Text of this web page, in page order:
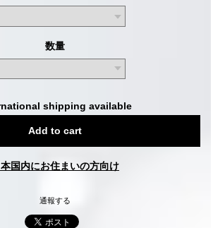
数量
shipping available
Add to cart
本国内にお住まいの方向け
通報する